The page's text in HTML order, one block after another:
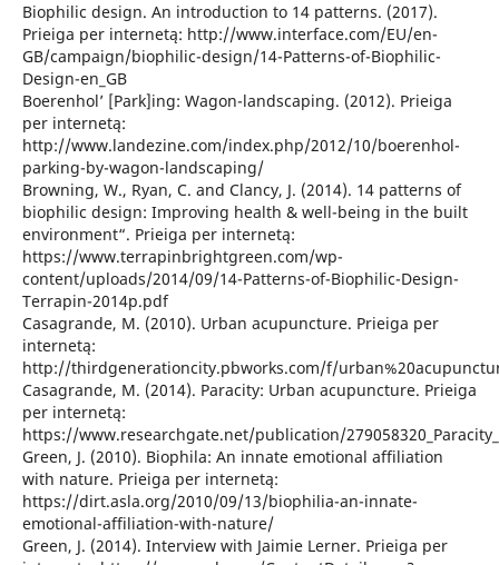
Biophilic design. An introduction to 14 patterns. (2017).
Prieiga per internetą: http://www.interface.com/EU/en-
GB/campaign/biophilic-design/14-Patterns-of-Biophilic-
Design-en_GB
Boerenhol’ [Park]ing: Wagon-landscaping. (2012). Prieiga
per internetą:
http://www.landezine.com/index.php/2012/10/boerenhol-
parking-by-wagon-landscaping/
Browning, W., Ryan, C. and Clancy, J. (2014). 14 patterns of
biophilic design: Improving health & well-being in the built
environment“. Prieiga per internetą:
https://www.terrapinbrightgreen.com/wp-
content/uploads/2014/09/14-Patterns-of-Biophilic-Design-
Terrapin-2014p.pdf
Casagrande, M. (2010). Urban acupuncture. Prieiga per
internetą:
http://thirdgenerationcity.pbworks.com/f/
Casagrande, M. (2014). Paracity: Urban acupuncture. Prieiga
per internetą:
https://www.researchgate.net/publication/
Green, J. (2010). Biophila: An innate emotional affiliation
with nature. Prieiga per internetą:
https://dirt.asla.org/2010/09/13/biophilia-an-innate-
emotional-affiliation-with-nature/
Green, J. (2014). Interview with Jaimie Lerner. Prieiga per